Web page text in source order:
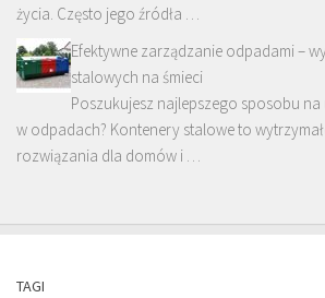
życia. Często jego źródła …
Efektywne zarządzanie odpadami –
stalowych na śmieci
Poszukujesz najlepszego sposobu
w odpadach? Kontenery stalowe to
rozwiązania dla domów i …
TAGI